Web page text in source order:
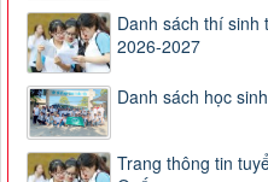
Danh sách thí sinh
2026-2027
Danh sách học
Trang thông tin